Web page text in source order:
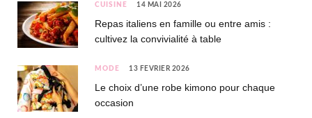
CUISINE 14 MAI 2026
Repas italiens en famille ou entre amis :
cultivez la convivialité à table
MODE 13 FÉVRIER 2026
Le choix d’une robe kimono pour chaque
occasion